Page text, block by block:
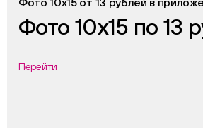
Фото 10х15 по 13
Перейти